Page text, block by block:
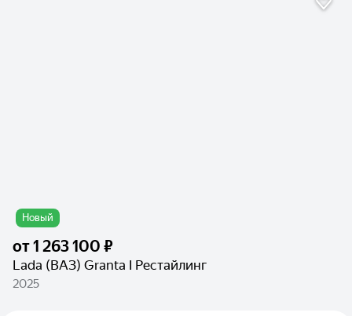
Новый
от1 263 100 ₽
Lada (ВАЗ) Granta I Рестайлинг
2025